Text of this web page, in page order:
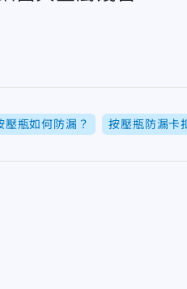
壓瓶如何防漏？ 按壓瓶防漏卡